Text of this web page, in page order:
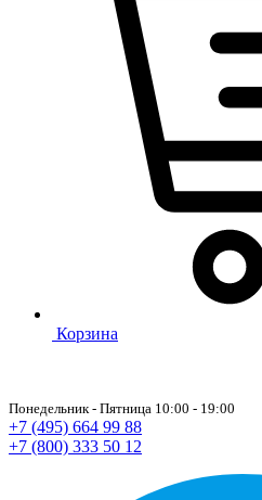
Корзина
Понедельник - Пятница 10:00 - 19:00
+7 (495) 664 99 88
+7 (800) 333 50 12